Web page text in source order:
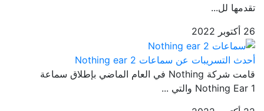
تقدمها لل...
26 أكتوبر 2022
أحدث التسريبات عن سماعات Nothing ear 2
قامت شركة Nothing في العام الماضي بإطلاق سماعة
Nothing Ear 1 والتي ...